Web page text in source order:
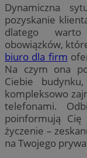
Dynamiczna
pozyskanie
dlatego
obowiązków,
biuro dla firm
Na czym ona
Ciebie
kompleksowo
telefonami.
poinformują
życzenie –
na Twojego